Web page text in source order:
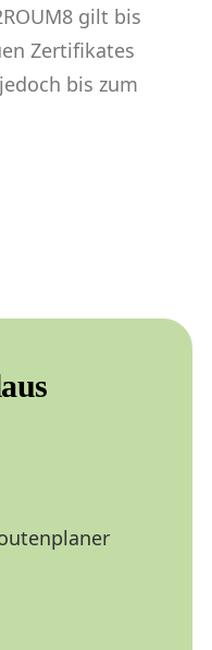
gilt bis
Zertifikates
bis zum